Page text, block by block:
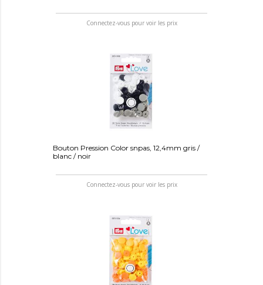
Connectez-vous pour voir les prix
Bouton Pression Color snpas, 12,4mm gris /
blanc / noir
Connectez-vous pour voir les prix